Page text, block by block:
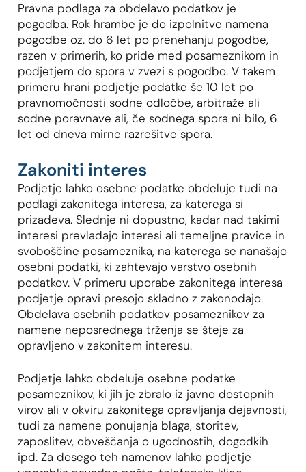
Pravna podlaga za obdelavo podatkov je
pogodba. Rok hrambe je do izpolnitve namena
pogodbe oz. do 6 let po prenehanju pogodbe,
razen v primerih, ko pride med posameznikom in
podjetjem do spora v zvezi s pogodbo. V takem
primeru hrani podjetje podatke še 10 let po
pravnomočnosti sodne odločbe, arbitraže ali
sodne poravnave ali, če sodnega spora ni bilo, 6
let od dneva mirne razrešitve spora.
Zakoniti interes
Podjetje lahko osebne podatke obdeluje tudi na
podlagi zakonitega interesa, za katerega si
prizadeva. Slednje ni dopustno, kadar nad takimi
interesi prevladajo interesi ali temeljne pravice in
svoboščine posameznika, na katerega se nanašajo
osebni podatki, ki zahtevajo varstvo osebnih
podatkov. V primeru uporabe zakonitega interesa
podjetje opravi presojo skladno z zakonodajo.
Obdelava osebnih podatkov posameznikov za
namene neposrednega trženja se šteje za
opravljeno v zakonitem interesu.
Podjetje lahko obdeluje osebne podatke
posameznikov, ki jih je zbralo iz javno dostopnih
virov ali v okviru zakonitega opravljanja dejavnosti,
tudi za namene ponujanja blaga, storitev,
zaposlitev, obveščanja o ugodnostih, dogodkih
ipd. Za dosego teh namenov lahko podjetje